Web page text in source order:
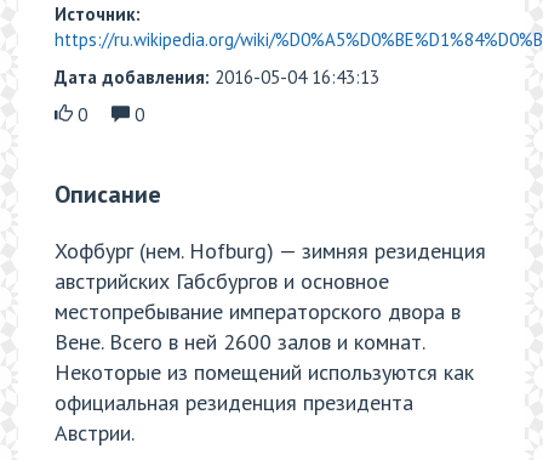
Источник:
https://ru.wikipedia.org/wiki/
Дата добавления: 2016-05-04 16:43:13
0
0
Описание
Хофбург (нем. Hofburg) — зимняя резиденция
австрийских Габсбургов и основное
местопребывание императорского двора в
Вене. Всего в ней 2600 залов и комнат.
Некоторые из помещений используются как
официальная резиденция президента
Австрии.